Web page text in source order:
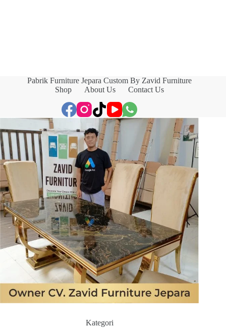
Pabrik Furniture Jepara Custom By Zavid Furniture
Shop
About Us Contact Us
Kategori